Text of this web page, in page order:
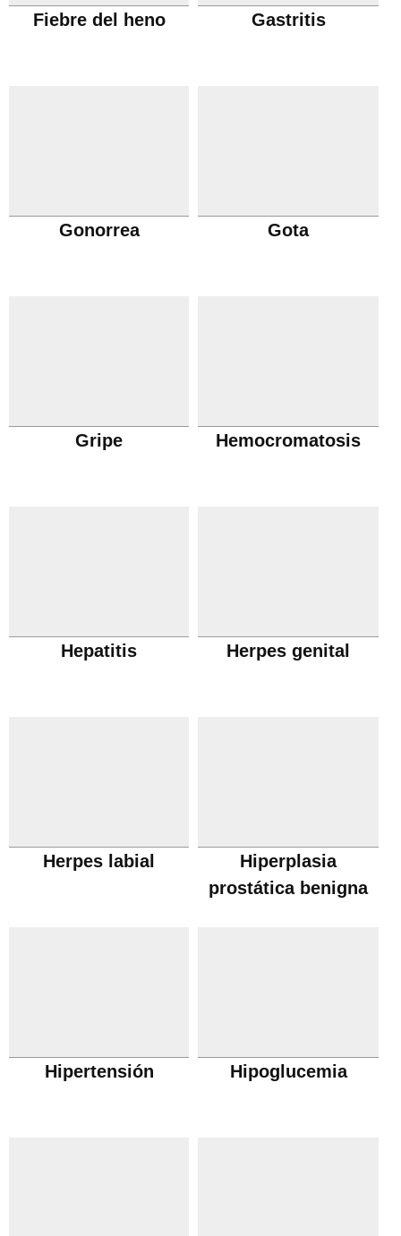
Fiebre del heno Gastritis
Gonorrea Gota
Gripe Hemocromatosis
Hepatitis Herpes genital
Herpes labial
Hiperplasia
prostática benigna
Hipertensión Hipoglucemia